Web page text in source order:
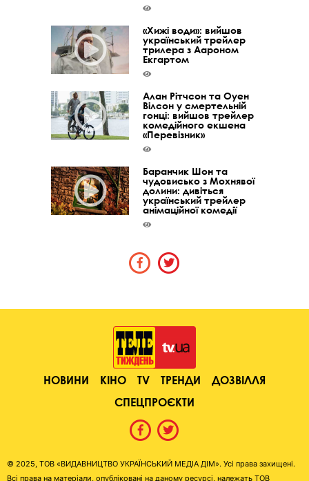
«Хижі води»: вийшов
український трейлер
трилера з Аароном
Екгартом
Алан Рітчсон та Оуен
Вілсон у смертельній
гонці: вийшов трейлер
комедійного екшена
«Перевізник»
Баранчик Шон та
чудовисько з Мохнявої
долини: дивіться
український трейлер
анімаційної комедії
НОВИНИ КІНО TV ТРЕНДИ
ДОЗВІЛЛЯ
СПЕЦПРОЄКТИ
© 2025, ТОВ «ВИДАВНИЦТВО УКРАЇНСЬКИЙ МЕДІА ДІМ». Усі права захищені.
Всі права на матеріали, опубліковані на даному ресурсі, належать ТОВ